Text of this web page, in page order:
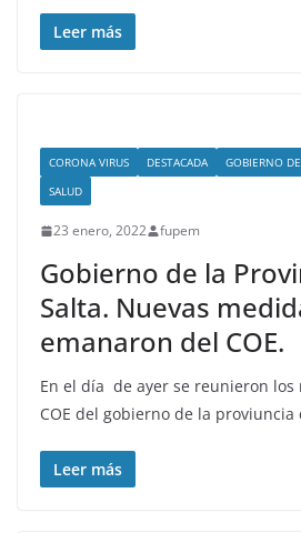
Leer más
CORONA VIRUS DESTACADA
GOBIERNO
SALUD
23 enero, 2022 fupem
Gobierno de la
Salta. Nuevas
emanaron del COE.
En el día de ayer se reunieron los
COE del gobierno de la proviuncia
Leer más